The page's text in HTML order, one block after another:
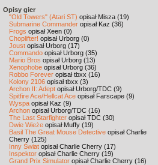
Opisy gier
"Old Towers" (Atari ST) opisał Misza (19)
Submarine Commander opisał Kaz (36)
Frogs opisał Xeen (0)
Choplifter! opisał Urborg (0)
Joust opisał Urborg (17)
Commando opisał Urborg (35)
Mario Bros opisał Urborg (13)
Xenophobe opisał Urborg (36)
Robbo Forever opisał tbxx (16)
Kolony 2106 opisał tbxx (3)
Archon II: Adept opisał Urborg/TDC (9)
Spitfire Ace/Hellcat Ace opisał Farscape (9)
Wyspa opisał Kaz (9)
Archon opisał Urborg/TDC (16)
The Last Starfighter opisał TDC (30)
Dwie Wieże opisał Muffy (19)
Basil The Great Mouse Detective opisał Charlie
Cherry (125)
Inny Świat opisał Charlie Cherry (17)
Inspektor opisał Charlie Cherry (19)
Grand Prix Simulator opisał Charlie Cherry (16)